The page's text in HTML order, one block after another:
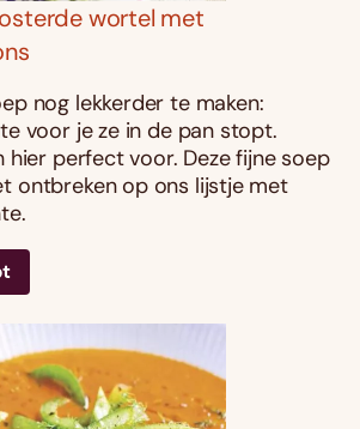
wortel met
nog lekkerder te maken:
voor je ze in de pan stopt.
hier perfect voor. Deze fijne soep
ontbreken op ons lijstje met